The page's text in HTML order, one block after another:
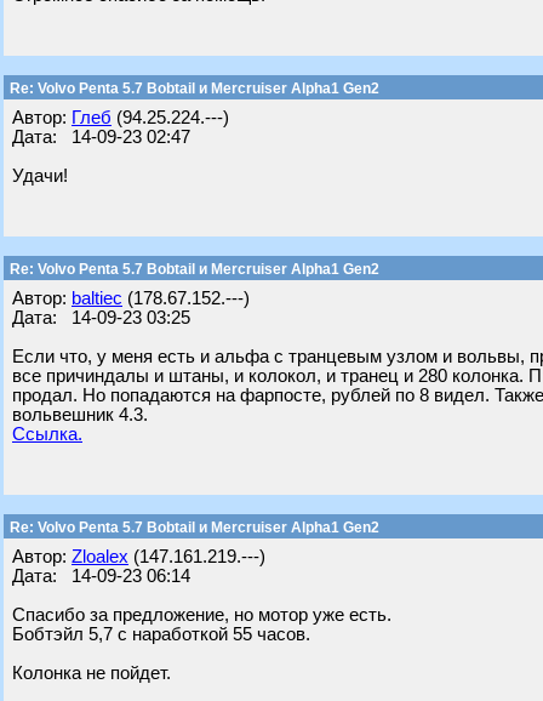
Re: Volvo Penta 5.7 Bobtail и Mercruiser Alpha1 Gen2
Автор: Глеб (94.25.224.---)
Дата: 14-09-23 02:47
Удачи!
Re: Volvo Penta 5.7 Bobtail и Mercruiser Alpha1 Gen2
Автор: baltiec (178.67.152.---)
Дата: 14-09-23 03:25
Если что, у меня есть и альфа с транцевым узлом и вольвы,
все причиндалы и штаны, и колокол, и транец и 280 колонка.
продал. Но попадаются на фарпосте, рублей по 8 видел.
вольвешник 4.3.
Ссылка.
Re: Volvo Penta 5.7 Bobtail и Mercruiser Alpha1 Gen2
Автор: Zloalex (147.161.219.---)
Дата: 14-09-23 06:14
Спасибо за предложение, но мотор уже есть.
Бобтэйл 5,7 с наработкой 55 часов.
Колонка не пойдет.